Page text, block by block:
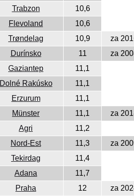
Trabzon
10,6
Flevoland
10,6
Trøndelag 10,9
za
Durínsko 11
za
Gaziantep
11,1
Dolné Rakúsko
11,1
Erzurum
11,1
Münster 11,1
za
Agri
11,2
Nord-Est 11,3
za
Tekirdag
11,4
Adana
11,7
Praha 12
za